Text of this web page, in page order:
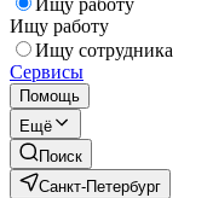
Ищу работу
Ищу работу
Ищу сотрудника
Сервисы
Помощь
Ещё
Поиск
Санкт-Петербург